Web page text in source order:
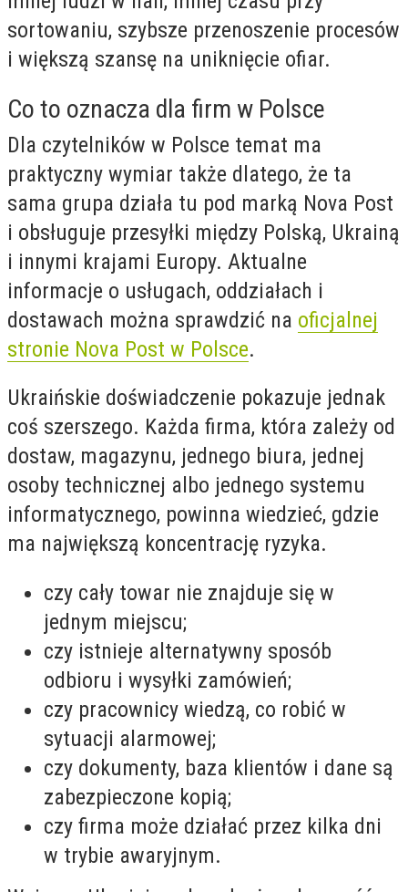
sortowaniu, szybsze przenoszenie procesów
i większą szansę na uniknięcie ofiar.
Co to oznacza dla firm w Polsce
Dla czytelników w Polsce temat ma
praktyczny wymiar także dlatego, że ta
sama grupa działa tu pod marką Nova Post
i obsługuje przesyłki między Polską, Ukrainą
i innymi krajami Europy. Aktualne
informacje o usługach, oddziałach i
dostawach można sprawdzić na oficjalnej
stronie Nova Post w Polsce.
Ukraińskie doświadczenie pokazuje jednak
coś szerszego. Każda firma, która zależy od
dostaw, magazynu, jednego biura, jednej
osoby technicznej albo jednego systemu
informatycznego, powinna wiedzieć, gdzie
ma największą koncentrację ryzyka.
czy cały towar nie znajduje się w
jednym miejscu;
czy istnieje alternatywny sposób
odbioru i wysyłki zamówień;
czy pracownicy wiedzą, co robić w
sytuacji alarmowej;
czy dokumenty, baza klientów i dane są
zabezpieczone kopią;
czy firma może działać przez kilka dni
w trybie awaryjnym.